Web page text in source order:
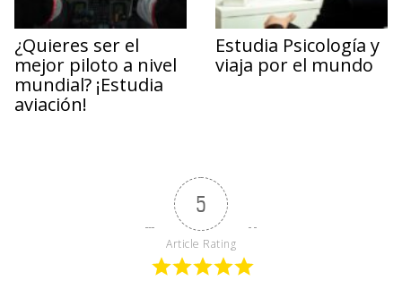
¿Quieres ser el
mejor piloto a nivel
mundial? ¡Estudia
aviación!
Estudia Psicología y
viaja por el mundo
5
Article Rating